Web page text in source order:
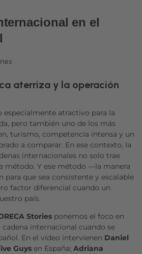
en el
aterriza y la operación
especialmente atractivo para la
pero también uno de los más
turismo, competencia intensa y un
a comparar. En ese contexto, la
internacionales no solo trae
método. Y ese método —la manera
para que sea consistente y escalable
factor diferencial cuando un
país.
Stories ponemos el foco en
internacional cuando se
En el vídeo intervienen Daniel
Guys en España; Adriana